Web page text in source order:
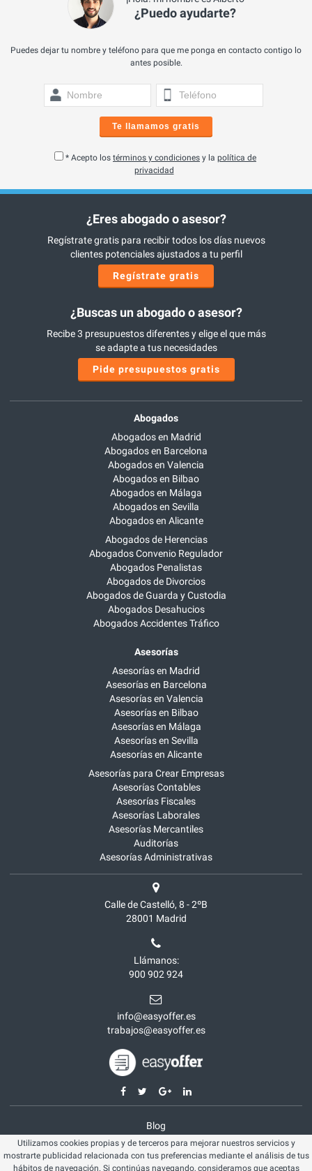
¿Puedo ayudarte?
Puedes dejar tu nombre y teléfono para que me ponga en contacto contigo lo
antes posible.
Te llamamos gratis
* Acepto los términos y condiciones y la política de
privacidad
¿Eres abogado o asesor?
Regístrate gratis para recibir todos los días nuevos
clientes potenciales ajustados a tu perfil
Regístrate gratis
¿Buscas un abogado o asesor?
Recibe 3 presupuestos diferentes y elige el que más
se adapte a tus necesidades
Pide presupuestos gratis
Abogados
Abogados en Madrid
Abogados en Barcelona
Abogados en Valencia
Abogados en Bilbao
Abogados en Málaga
Abogados en Sevilla
Abogados en Alicante
Abogados de Herencias
Abogados Convenio Regulador
Abogados Penalistas
Abogados de Divorcios
Abogados de Guarda y Custodia
Abogados Desahucios
Abogados Accidentes Tráfico
Asesorías
Asesorías en Madrid
Asesorías en Barcelona
Asesorías en Valencia
Asesorías en Bilbao
Asesorías en Málaga
Asesorías en Sevilla
Asesorías en Alicante
Asesorías para Crear Empresas
Asesorías Contables
Asesorías Fiscales
Asesorías Laborales
Asesorías Mercantiles
Auditorías
Asesorías Administrativas
Calle de Castelló, 8 - 2ºB
28001 Madrid
Llámanos:
900 902 924
info@easyoffer.es
trabajos@easyoffer.es
Blog
Opiniones
Aviso legal
Utilizamos cookies propias y de terceros para mejorar nuestros servicios y
mostrarte publicidad relacionada con tus preferencias mediante el análisis de tus
hábitos de navegación. Si continúas navegando, consideramos que aceptas